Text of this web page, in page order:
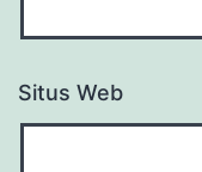
Situs Web